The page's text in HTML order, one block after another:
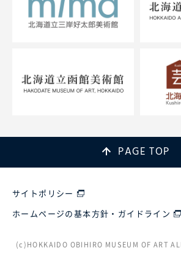
PAGE TOP
サイトポリシー
ホームページの基本方針・ガイドライン
(c)HOKKAIDO OBIHIRO MUSEUM OF ART